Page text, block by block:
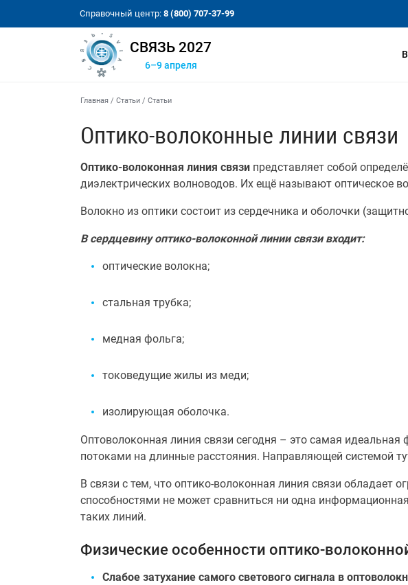
Справочный центр: 8 (800) 707-37-99
СВЯЗЬ 2027
6–9 апреля
Главная / Статьи / Статьи
Оптико-волоконные линии связи
Оптико-волоконная линия связи представляет собой
диэлектрических волноводов. Их ещё называют оптическое
Волокно из оптики состоит из сердечника и оболочки
В сердцевину оптико-волоконной линии связи входит:
оптические волокна;
стальная трубка;
медная фольга;
токоведущие жилы из меди;
изолирующая оболочка.
Оптоволоконная линия связи сегодня – это самая
потоками на длинные расстояния. Направляющей системой
В связи с тем, что оптико-волоконная линия связи обладает
способностями не может сравниться ни одна
таких линий.
Физические особенности оптико-
Слабое затухание самого светового сигнала в